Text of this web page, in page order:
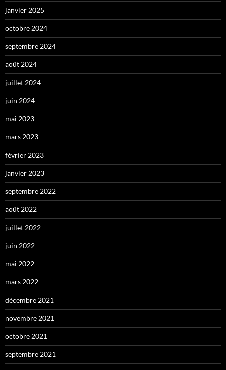
janvier 2025
octobre 2024
septembre 2024
août 2024
juillet 2024
juin 2024
mai 2023
mars 2023
février 2023
janvier 2023
septembre 2022
août 2022
juillet 2022
juin 2022
mai 2022
mars 2022
décembre 2021
novembre 2021
octobre 2021
septembre 2021